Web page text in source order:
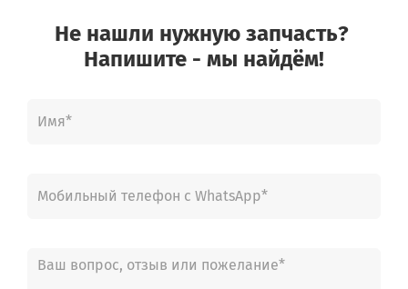
Не нашли нужную запчасть?
Напишите - мы найдём!